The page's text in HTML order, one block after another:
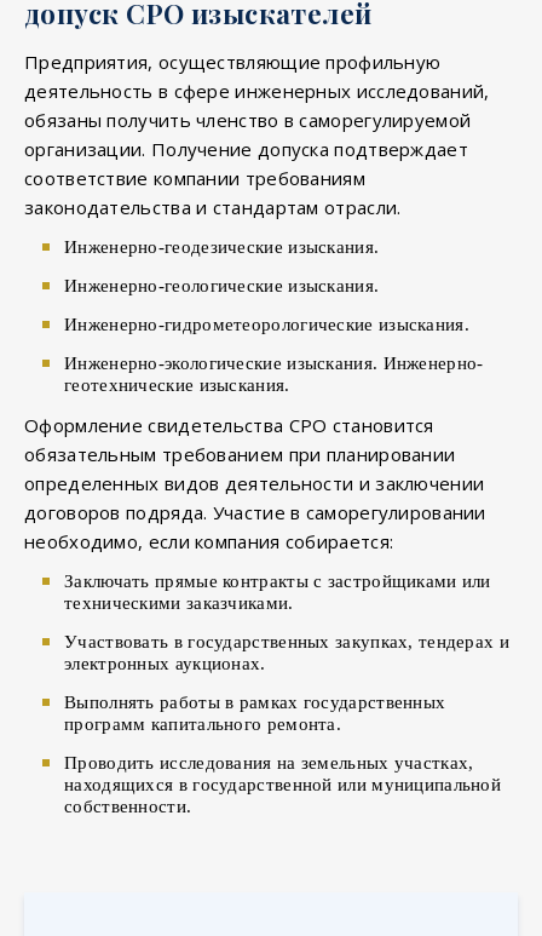
допуск СРО изыскателей
Предприятия, осуществляющие профильную
деятельность в сфере инженерных исследований,
обязаны получить членство в саморегулируемой
организации. Получение допуска подтверждает
соответствие компании требованиям
законодательства и стандартам отрасли.
Инженерно-геодезические изыскания.
Инженерно-геологические изыскания.
Инженерно-гидрометеорологические изыскания.
Инженерно-экологические изыскания. Инженерно-
геотехнические изыскания.
Оформление свидетельства СРО становится
обязательным требованием при планировании
определенных видов деятельности и заключении
договоров подряда. Участие в саморегулировании
необходимо, если компания собирается:
Заключать прямые контракты с застройщиками или
техническими заказчиками.
Участвовать в государственных закупках, тендерах и
электронных аукционах.
Выполнять работы в рамках государственных
программ капитального ремонта.
Проводить исследования на земельных участках,
находящихся в государственной или муниципальной
собственности.